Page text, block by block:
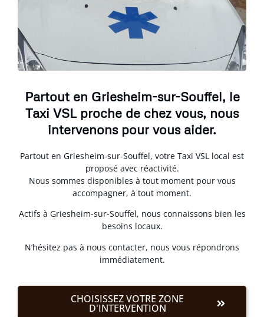
Partout en Griesheim-sur-Souffel, le
Taxi VSL proche de chez vous, nous
intervenons pour vous aider.
Partout en Griesheim-sur-Souffel, votre Taxi VSL local est
proposé avec réactivité.
Nous sommes disponibles à tout moment pour vous
accompagner, à tout moment.
Actifs à Griesheim-sur-Souffel, nous connaissons bien les
besoins locaux.
N’hésitez pas à nous contacter, nous vous répondrons
immédiatement.
CHOISISSEZ VOTRE ZONE
D'INTERVENTION